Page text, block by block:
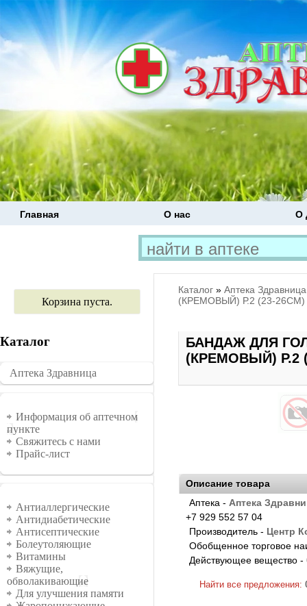
Главная О нас О
Корзина пуста.
Каталог
�������
Аптека Здравница
Информация
Информация об аптечном
пункте
Свяжитесь с нами
Прайс-лист
Группы
Антиаллергические
Антидиабетические
Антисептические
Болеутоляющие
Витамины
Вяжущие,
обволакивающие
Для улучшения памяти
Каталог » Аптека Здравница
(КРЕМОВЫЙ) Р.2 (23-26СМ)
БАНДАЖ ДЛЯ
(КРЕМОВЫЙ) Р.2
Описание товара
Аптека - Аптека
+7 929 552 57 04
Производитель - Центр
Обобщенное торговое
Действующее вещество -
Найти все предложения: